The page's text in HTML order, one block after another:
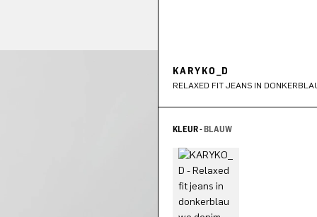
KARYKO_D
RELAXED FIT JEANS IN
KLEUR -BLAUW